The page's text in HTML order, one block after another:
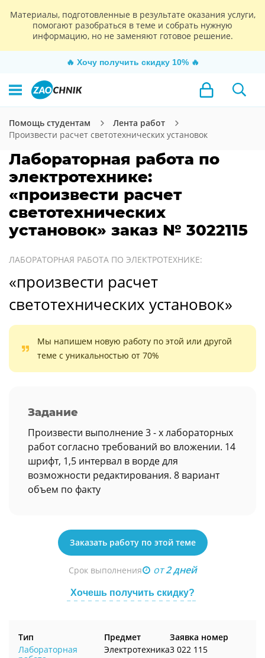
Материалы, подготовленные в результате оказания услуги,
помогают разобраться в теме и собрать нужную
информацию, но не заменяют готовое решение.
🔥 Хочу получить скидку 10% 🔥
Помощь студентам
Лента работ
Произвести расчет светотехнических установок
Лабораторная работа по
электротехнике:
«произвести расчет
светотехнических
установок» заказ № 3022115
ЛАБОРАТОРНАЯ РАБОТА ПО ЭЛЕКТРОТЕХНИКЕ:
«произвести расчет
светотехнических установок»
Мы напишем новую работу по этой или другой
теме с уникальностью от 70%
Задание
Произвести выполнение 3 - х лабораторных
работ согласно требований во вложении. 14
шрифт, 1,5 интервал в ворде для
возможности редактирования. 8 вариант
объем по факту
Заказать работу по этой теме
Срок выполнения от2 дней
Хочешь получить скидку?
Тип
Лабораторная
Предмет
Электротехника
Заявка номер
3 022 115